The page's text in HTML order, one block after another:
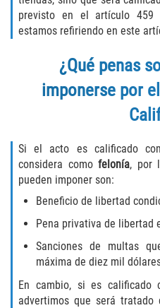
Invasión
Ajena
Invasión
Vandalismo
Audiencia
Presencia
de Alcohol
Cuarta
previsto en el artículo
estamos refiriendo en este
¿Qué penas
imponerse por
Si el acto es calificado
considera comofelonía, por
pueden imponer son:
Beneficio de libertad
Pena privativa de libertad
Sanciones de multas
máxima de diez mil
En cambio, si es calificado
advertimos que será